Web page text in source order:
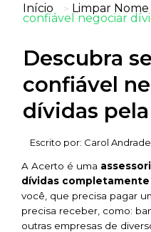
Início > Limpar Nome
confiável negociar
Descubra
confiável
dívidas
Escrito por: Carol Andrade
A Acerto é uma
dívidas completamente
você, que precisa pagar
precisa receber, como:
outras empresas de